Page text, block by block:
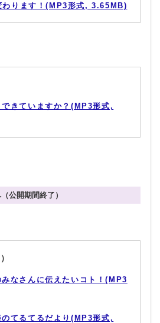
わります！(MP3形式, 3.65MB)
きていますか？(MP3形式,
公開期間終了）
なさんに伝えたいコト！(MP3
てるてるだより(MP3形式,